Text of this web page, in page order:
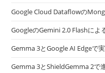
Google Cloud Dataflowの
GoogleのGemini 2.0 Flashに
Gemma 3とGoogle AI Edgeで
Gemma 3とShieldGemma 2で